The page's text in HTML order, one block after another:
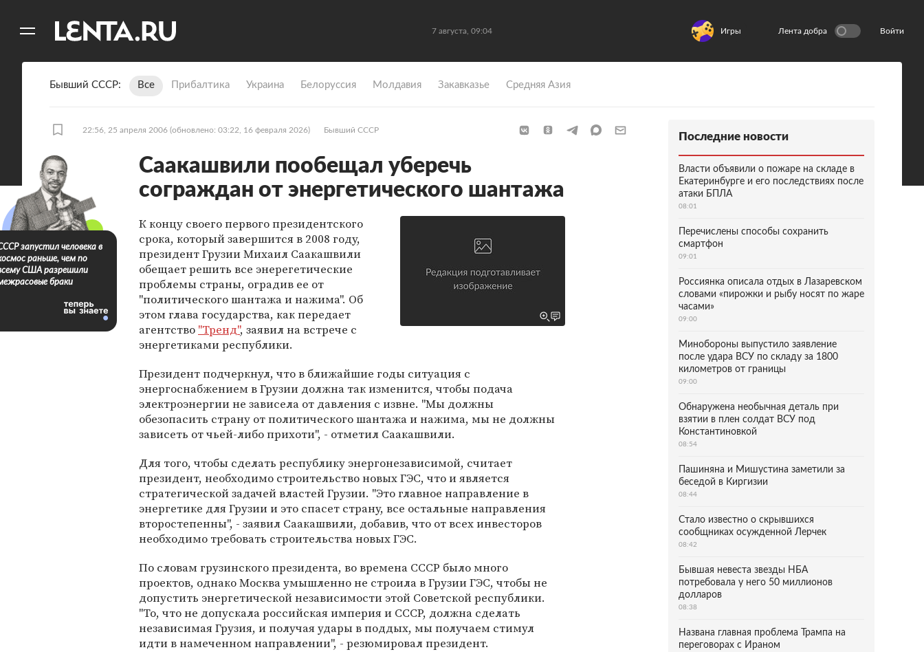
7 августа, 09:04 Игры Лента добра Войти
Бывший СССР Все Прибалтика Украина Белоруссия Молдавия Закавказье Средняя Азия
22:56, 25 апреля 2006 (обновлено: 03:22, 16 февраля 2026) Бывший СССР
Саакашвили пообещал уберечь
сограждан от энергетического шантажа
К концу своего первого президентского
срока, который завершится в 2008 году,
президент Грузии Михаил Саакашвили
обещает решить все энерегетические
проблемы страны, оградив ее от
"политического шантажа и нажима". Об
этом глава государства, как передает
агентство "Тренд", заявил на встрече с
энергетиками республики.
Президент подчеркнул, что в ближайшие годы ситуация с
энергоснабжением в Грузии должна так изменится, чтобы подача
электроэнергии не зависела от давления с извне. "Мы должны
обезопасить страну от политического шантажа и нажима, мы не должны
зависеть от чьей-либо прихоти", - отметил Саакашвили.
Для того, чтобы сделать республику энергонезависимой, считает
президент, необходимо строительство новых ГЭС, что и является
стратегической задачей властей Грузии. "Это главное направление в
энергетике для Грузии и это спасет страну, все остальные направления
второстепенны", - заявил Саакашвили, добавив, что от всех инвесторов
необходимо требовать строительства новых ГЭС.
По словам грузинского президента, во времена СССР было много
проектов, однако Москва умышленно не строила в Грузии ГЭС, чтобы не
допустить энергетической независимости этой Советской республики.
"То, что не допускала российская империя и СССР, должна сделать
независимая Грузия, и получая удары в поддых, мы получаем стимул
идти в намеченном направлении", - резюмировал президент.
запустил человека в
раньше, чем по
США разрешили
браки
Последние новости
Власти объявили о пожаре на складе в
Екатеринбурге и его последствиях после
атаки БПЛА
08:01
Перечислены способы сохранить
смартфон
09:01
Россиянка описала отдых в Лазаревском
словами «пирожки и рыбу носят по жаре
часами»
09:00
Минобороны выпустило заявление
после удара ВСУ по складу за 1800
километров от границы
09:00
Обнаружена необычная деталь при
взятии в плен солдат ВСУ под
Константиновкой
08:54
Пашиняна и Мишустина заметили за
беседой в Киргизии
08:44
Стало известно о скрывшихся
сообщниках осужденной Лерчек
08:42
Бывшая невеста звезды НБА
потребовала у него 50 миллионов
долларов
08:38
Названа главная проблема Трампа на
переговорах с Ираном